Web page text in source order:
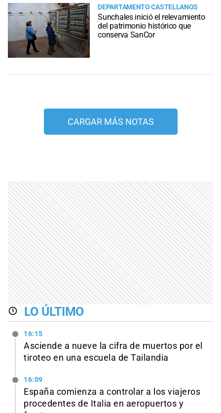
DEPARTAMENTO CASTELLANOS
Sunchales inició el relevamiento
del patrimonio histórico que
conserva SanCor
CARGAR MÁS NOTAS
LO ÚLTIMO
16:15
Asciende a nueve la cifra de muertos por el
tiroteo en una escuela de Tailandia
16:09
España comienza a controlar a los viajeros
procedentes de Italia en aeropuertos y